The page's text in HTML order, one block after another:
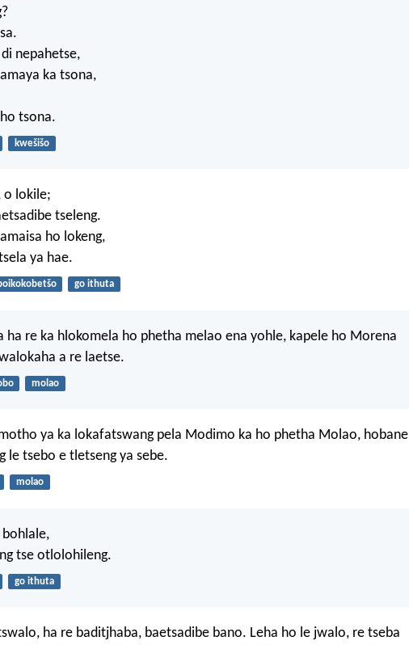
nepahetse,
ka tsona,
tsona.
kwešišo
o lokile;
tseleng.
ho lokeng,
ya hae.
go ithuta
ha re ka hlokomela ho phetha melao ena yohle, kapele ho Morena
a re laetse.
molao
ya ka lokafatswang pela Modimo ka ho phetha Molao, hobane
le tsebo e tletseng ya sebe.
molao
bohlale,
tse otlolohileng.
go ithuta
ha re baditjhaba, baetsadibe bano. Leha ho le jwalo, re tseba